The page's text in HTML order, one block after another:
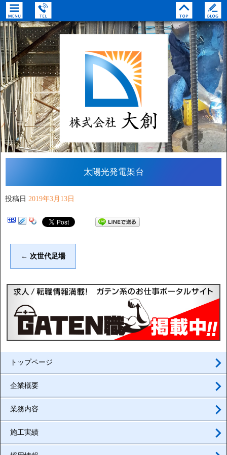
太陽光発電架台
投稿日 2019年3月13日
← 次世代足場
トップページ
企業概要
業務内容
施工実績